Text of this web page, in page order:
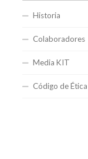
Historia
Colaboradores
Media KIT
Código de Ética